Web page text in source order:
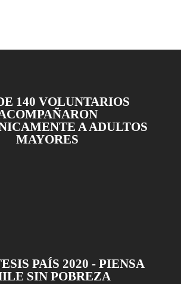
140 VOLUNTARIOS
A ADULTOS
MAYORES
PAÍS 2020 - PIENSA
SIN POBREZA